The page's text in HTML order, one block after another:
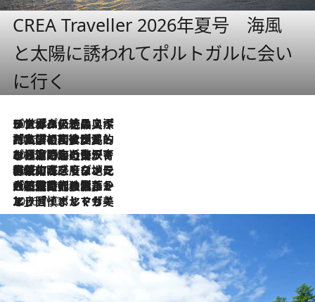
CREA Traveller 2026年夏号 海風
と太陽に誘われてポルトガルに会い
に行く
2026.8.8
リスボンの絶品スイーツ「パステル・デ・ナタ」とは？ポルトガル伝統の奥深い世界へ
2026.7.27
「私の祖国はポルトガル語です」国民的詩人フェルナンド・ペソアと、彼が愛した文学の街を歩く
2026.7.26
ポルトガル近海が育む極上の海の幸。キリリと冷えた白ワインと愉しむ、シーフード専門店の贅沢
2026.7.22
伝統の味をモダンに昇華。高感度な地元客が集う、リスボンの最旬ガストロノミー
2026.7.21
大航海時代の栄華から、震災、独裁、そして革命へ。ポルトガル・首都リスボンの石畳に刻まれた「歴史の光と影」
2026.7.13
エッセイ・ヤマザキマリ「慎ましくも美しき国 ポルトガル」